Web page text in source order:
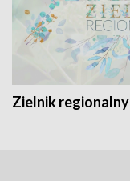
Zielnik regionalny